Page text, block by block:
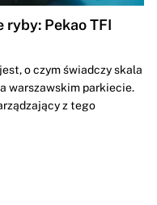
ryby: Pekao TFI
o czym świadczy skala
warszawskim parkiecie.
z tego